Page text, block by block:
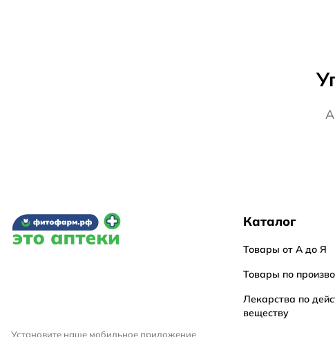
Установите наше мобильное приложение
Каталог
Товары от А до Я
Товары по
Лекарства по
веществу